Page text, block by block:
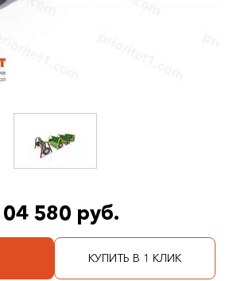
580 руб.
КУПИТЬ В 1 КЛИК